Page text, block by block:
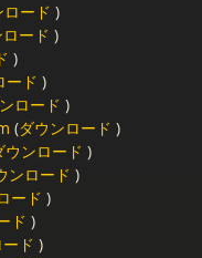
ロード )
ード )
)
ード )
ロード )
(ダウンロード )
ウンロード )
ンロード )
ード )
ド )
ド )